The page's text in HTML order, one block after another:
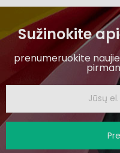
Sužinokite
prenumeruokite